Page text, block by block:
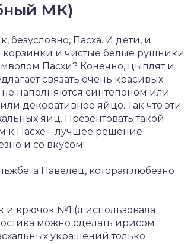
МК)
Пасха. И дети, и
корзинки и чистые белые рушники
Пасхи? Конечно, цыплят и
связать очень красивых
не наполняются синтепоном или
декоративное яйцо. Так что эти
яиц. Презентовать такой
к Пасхе – лучшее решение
и со вкусом!
Павелец, которая любезно
и крючок №1 (я использовала
можно сделать ирисом
украшений только